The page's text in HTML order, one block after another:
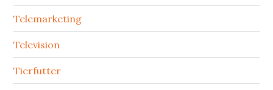
Telemarketing
Television
Tierfutter